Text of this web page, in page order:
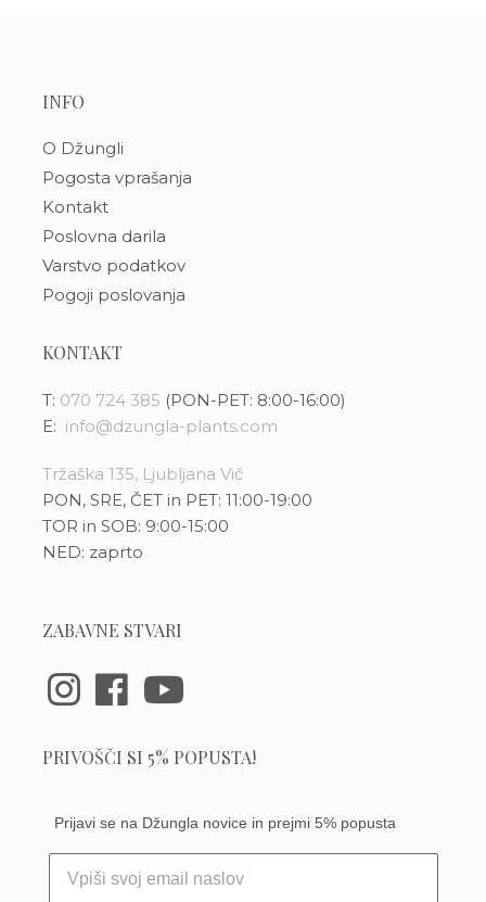
INFO
O Džungli
Pogosta vprašanja
Kontakt
Poslovna darila
Varstvo podatkov
Pogoji poslovanja
KONTAKT
T: 070 724 385 (PON-PET: 8:00-16:00)
E: info@dzungla-plants.com
Tržaška 135, Ljubljana Vič
PON, SRE, ČET in PET: 11:00-19:00
TOR in SOB: 9:00-15:00
NED: zaprto
ZABAVNE STVARI
PRIVOŠČI SI 5% POPUSTA!
Prijavi se na Džungla novice in prejmi 5% popusta